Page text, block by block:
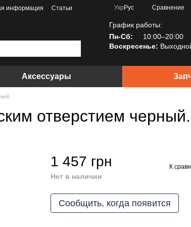
информация
Статьи
Укр Рус Сравнение
График работы:
Пн-Сб:
10:00–20:00
Воскресенье:
Аксессуары
отверстием черный.
1 457 грн
Нет в наличии
К
Сообщить, когда появится